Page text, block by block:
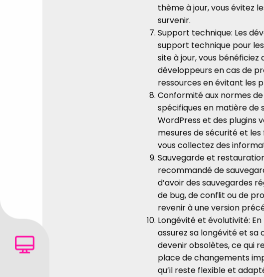
thème à jour, vous évitez
survenir.
Support technique: Les
support technique pour
site à jour, vous
développeurs en cas de
ressources en évitant les
Conformité aux normes
spécifiques en matière de
WordPress et des plugins
mesures de sécurité et
vous collectez des
Sauvegarde et
recommandé de
d’avoir des sauvegardes
de bug, de conflit ou de
revenir à une version
Longévité et évolutivité:
assurez sa longévité et sa
devenir obsolètes, ce qui
place de changements
qu’il reste flexible et